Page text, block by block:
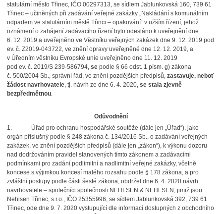
statutární město Třinec, IČO 00297313, se sídlem Jablunkovská 160, 739 61
Třinec – učiněných při zadávání veřejné zakázky „Nakládání s komunálním
odpadem ve statutárním městě Třinci – opakování“ v užším řízení, jehož
oznámení o zahájení zadávacího řízení bylo odesláno k uveřejnění dne
6. 12. 2019 a uveřejněno ve Věstníku veřejných zakázek dne 9. 12. 2019 pod
ev. č. Z2019-043722, ve znění opravy uveřejněné dne 12. 12. 2019, a
v Úředním věstníku Evropské unie uveřejněno dne 11. 12. 2019
pod ev. č. 2019/S 239-586794, sepodle § 66 odst. 1 písm. g) zákona
č. 500/2004 Sb., správní řád, ve znění pozdějších předpisů, zastavuje, neboť
žádost navrhovatele, tj. návrh ze dne 6. 4. 2020, se stala zjevně
bezpředmětnou.
Odůvodnění
1.
Úřad pro ochranu hospodářské soutěže (dále jen „Úřad“), jako
orgán příslušný podle § 248 zákona č. 134/2016 Sb., o zadávání veřejných
zakázek, ve znění pozdějších předpisů (dále jen „zákon“), k výkonu dozoru
nad dodržováním pravidel stanovených tímto zákonem a zadávacími
podmínkami pro zadání podlimitní a nadlimitní veřejné zakázky, včetně
koncese s výjimkou koncesí malého rozsahu podle § 178 zákona, a pro
zvláštní postupy podle části šesté zákona, obdržel dne 6. 4. 2020 návrh
navrhovatele – společníci společnosti NEHLSEN & NEHLSEN, jimiž jsou
Nehlsen Třinec, s.r.o., IČO 25355996, se sídlem Jablunkovská 392, 739 61
Třinec, ode dne 9. 7. 2020 vystupující dle informací dostupných z obchodního